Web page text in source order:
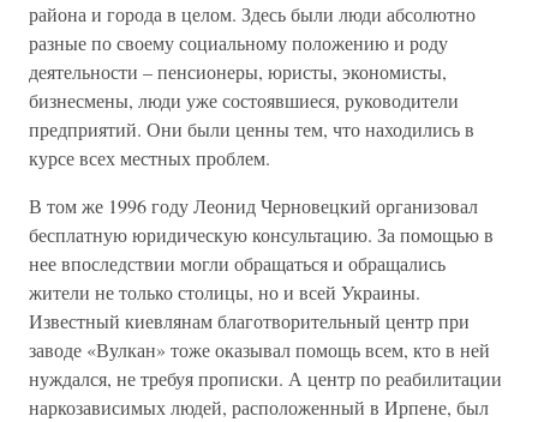
района и города в целом. Здесь были люди абсолютно
разные по своему социальному положению и роду
деятельности – пенсионеры, юристы, экономисты,
бизнесмены, люди уже состоявшиеся, руководители
предприятий. Они были ценны тем, что находились в
курсе всех местных проблем.
В том же 1996 году Леонид Черновецкий организовал
бесплатную юридическую консультацию. За помощью в
нее впоследствии могли обращаться и обращались
жители не только столицы, но и всей Украины.
Известный киевлянам благотворительный центр при
заводе «Вулкан» тоже оказывал помощь всем, кто в ней
нуждался, не требуя прописки. А центр по реабилитации
наркозависимых людей, расположенный в Ирпене, был